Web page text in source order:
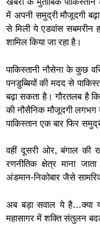
में अपनी समुद्री मौजूदगी
से मिली ये एडवांस सबमरीन
शामिल किया जा रहा है।
पाकिस्तानी नौसेना के कुछ
पनडुब्बियों की मदद से
बढ़ा सकता है। गौरतलब है
की नौसैनिक मौजूदगी
पाकिस्तान एक बार फिर
वहीं दूसरी ओर, बंगाल की
रणनीतिक क्षेत्र माना
अंडमान-निकोबार जैसे
अब बड़ा सवाल ये है…क्या
महासागर में शक्ति संतुलन